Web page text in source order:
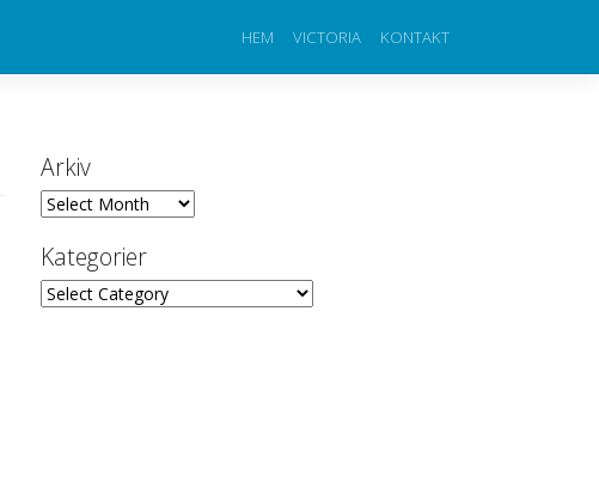
HEM VICTORIA KONTAKT
Arkiv
Arkiv
Kategorier
Kategorier